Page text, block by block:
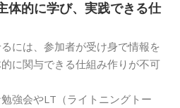
体的に学び、実践できる仕
には、参加者が受け身で情報を
に関与できる仕組み作りが不可
強会やLT（ライトニングトー